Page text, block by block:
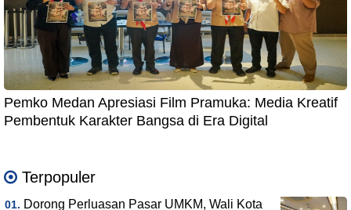
Pemko Medan Apresiasi Film Pramuka: Media Kreatif
Pembentuk Karakter Bangsa di Era Digital
Terpopuler
Dorong Perluasan Pasar UMKM, Wali Kota